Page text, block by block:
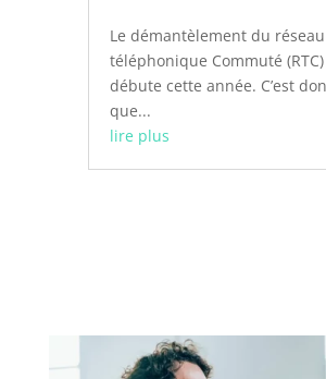
Le démantèlement du réseau
téléphonique Commuté (RTC)
débute cette année. C’est
que...
lire plus